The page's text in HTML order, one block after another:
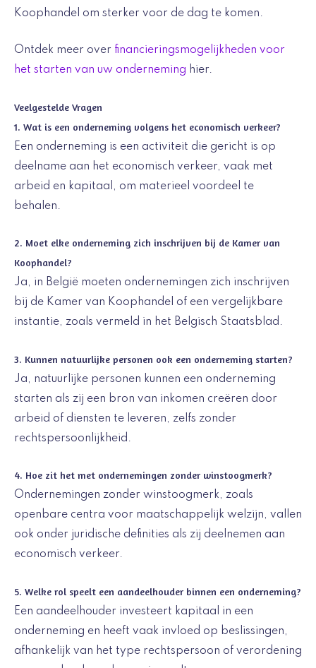
Koophandel om sterker voor de dag te komen.
Ontdek meer over financieringsmogelijkheden voor
het starten van uw onderneming hier.
Veelgestelde Vragen
1. Wat is een onderneming volgens het economisch verkeer?
Een onderneming is een activiteit die gericht is op
deelname aan het economisch verkeer, vaak met
arbeid en kapitaal, om materieel voordeel te
behalen.
2. Moet elke onderneming zich inschrijven bij de Kamer van
Koophandel?
Ja, in België moeten ondernemingen zich inschrijven
bij de Kamer van Koophandel of een vergelijkbare
instantie, zoals vermeld in het Belgisch Staatsblad.
3. Kunnen natuurlijke personen ook een onderneming starten?
Ja, natuurlijke personen kunnen een onderneming
starten als zij een bron van inkomen creëren door
arbeid of diensten te leveren, zelfs zonder
rechtspersoonlijkheid.
4. Hoe zit het met ondernemingen zonder winstoogmerk?
Ondernemingen zonder winstoogmerk, zoals
openbare centra voor maatschappelijk welzijn, vallen
ook onder juridische definities als zij deelnemen aan
economisch verkeer.
5. Welke rol speelt een aandeelhouder binnen een onderneming?
Een aandeelhouder investeert kapitaal in een
onderneming en heeft vaak invloed op beslissingen,
afhankelijk van het type rechtspersoon of verordening